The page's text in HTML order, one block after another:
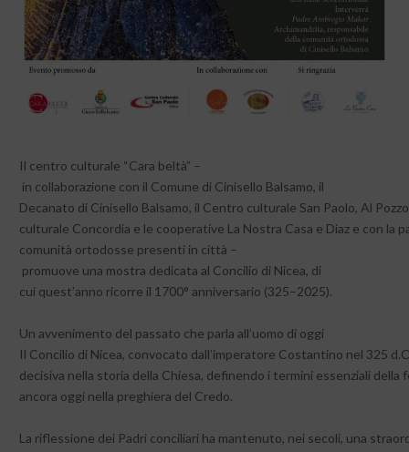
Il centro culturale “Cara beltà” –
in collaborazione con il Comune di Cinisello Balsamo, il
Decanato di Cinisello Balsamo, il Centro culturale San Paolo, Al
culturale Concordia e le cooperative La Nostra Casa e Diaz e con la
comunità ortodosse presenti in città –
promuove una mostra dedicata al Concilio di Nicea, di
cui quest’anno ricorre il 1700° anniversario (325–2025).
Un avvenimento del passato che parla all’uomo di oggi
Il Concilio di Nicea, convocato dall’imperatore Costantino nel 325
decisiva nella storia della Chiesa, definendo i termini essenziali della
ancora oggi nella preghiera del Credo.
La riflessione dei Padri conciliari ha mantenuto, nei secoli, una